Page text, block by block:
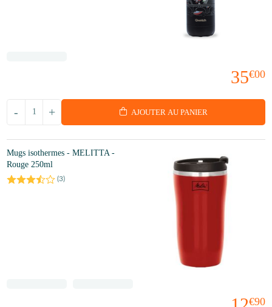
35€00
+
- AJOUTER AU PANIER
Mugs isothermes - MELITTA -
Rouge 250ml
(3)
€90